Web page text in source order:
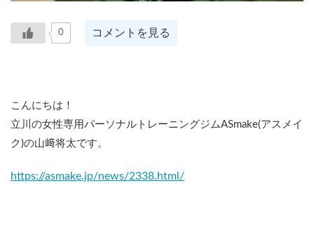
0 コメントを見る
こんにちは！
立川の女性専用パーソナルトレーニングジムASmake(アスメイ
ク)の山﨑将太です。
https://asmake.jp/news/2338.html/